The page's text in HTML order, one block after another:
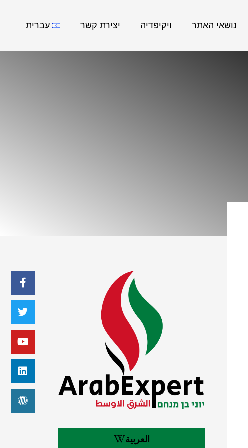
נושאי האתר ויקיפדיה יצירת קשר עברית
العربية